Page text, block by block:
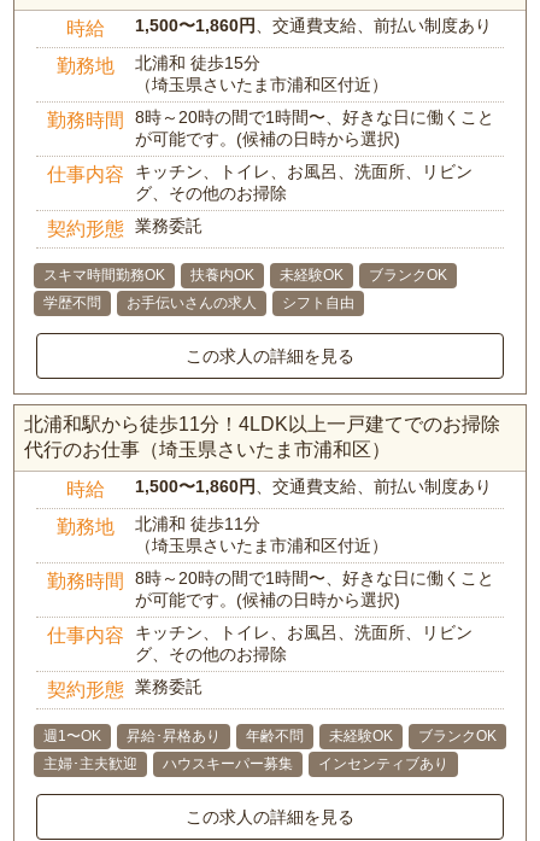
時給 1,500〜1,860円 、交通費支給、前払い制度あり
勤務地
北浦和 徒歩15分
（埼玉県さいたま市浦和区付近）
勤務時間
8時～20時の間で1時間〜、好きな日に働くこと
が可能です。(候補の日時から選択)
仕事内容
キッチン、トイレ、お風呂、洗面所、リビン
グ、その他のお掃除
契約形態 業務委託
スキマ時間勤務OK 扶養内OK 未経験OK
ブランクOK
学歴不問
お手伝いさんの求人 シフト自由
この求人の詳細を見る
北浦和駅から徒歩11分！4LDK以上一戸建てでのお掃除
代行のお仕事（埼玉県さいたま市浦和区）
時給 1,500〜1,860円 、交通費支給、前払い制度あり
勤務地
北浦和 徒歩11分
（埼玉県さいたま市浦和区付近）
勤務時間
8時～20時の間で1時間〜、好きな日に働くこと
が可能です。(候補の日時から選択)
仕事内容
キッチン、トイレ、お風呂、洗面所、リビン
グ、その他のお掃除
契約形態 業務委託
週1〜OK 昇給･昇格あり 年齢不問 未経験OK
ブランクOK
主婦･主夫歓迎
ハウスキーパー募集 インセンティブあり
この求人の詳細を見る